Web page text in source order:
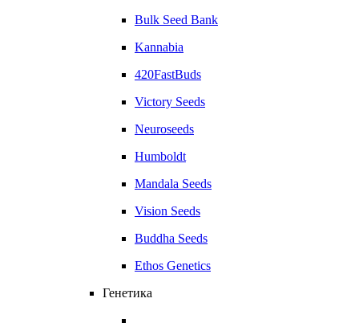
Bulk Seed Bank
Kannabia
420FastBuds
Victory Seeds
Neuroseeds
Humboldt
Mandala Seeds
Vision Seeds
Buddha Seeds
Ethos Genetics
Генетика